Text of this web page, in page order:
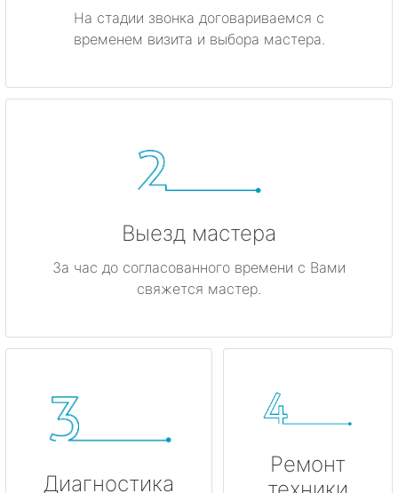
На стадии звонка договариваемся с
временем визита и выбора мастера.
Выезд мастера
За час до согласованного времени с Вами
свяжется мастер.
Диагностика
Ремонт